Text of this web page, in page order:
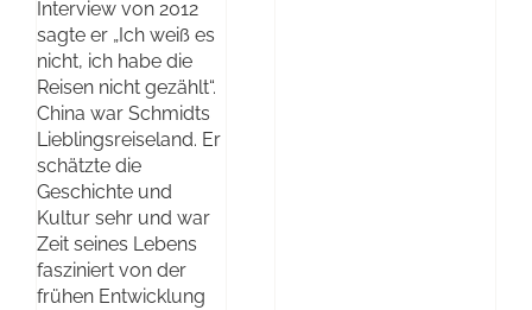
Interview von 2012
sagte er „Ich weiß es
nicht, ich habe die
Reisen nicht gezählt“.
China war Schmidts
Lieblingsreiseland. Er
schätzte die
Geschichte und
Kultur sehr und war
Zeit seines Lebens
fasziniert von der
frühen Entwicklung